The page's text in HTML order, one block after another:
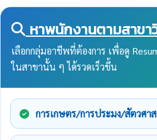
หาพนักงานตามสาขา
เลือกกลุ่มอาชีพที่ต้องการ เพื่อดู
ในสาขานั้น ๆ ได้รวดเร็วขึ้น
การเกษตร/การประมง/สัตวศ